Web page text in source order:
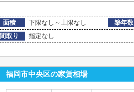
面積 下限なし～上限なし 築年数
間取り
指定なし
福岡市中央区の家賃相場